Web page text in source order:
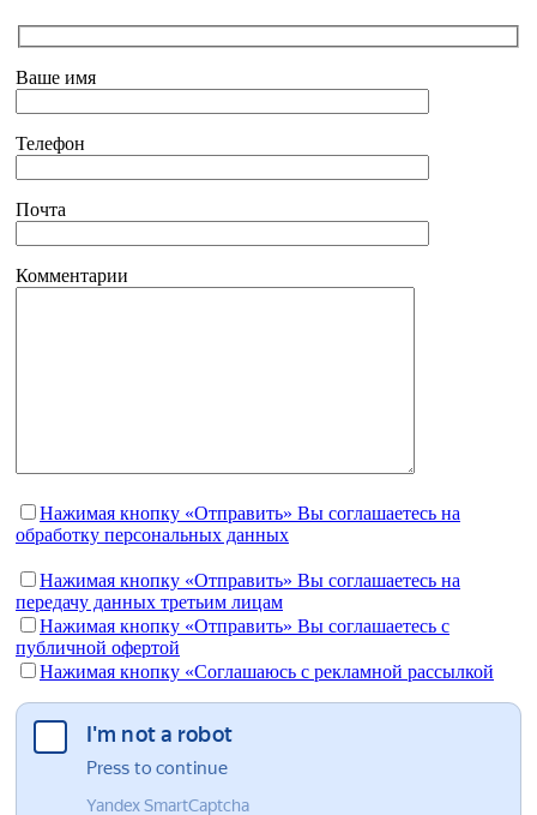
Ваше имя
Телефон
Почта
Комментарии
Нажимая кнопку «Отправить» Вы соглашаетесь на
обработку персональных данных
Нажимая кнопку «Отправить» Вы соглашаетесь на
передачу данных третьим лицам
Нажимая кнопку «Отправить» Вы соглашаетесь c
публичной офертой
Нажимая кнопку «Соглашаюсь с рекламной рассылкой